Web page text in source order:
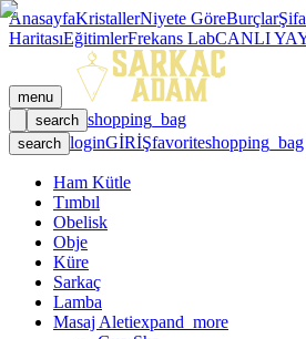
AnasayfaKristallerNiyete GöreBurçlar
HaritasıEğitimlerFrekans LabCANLI
menu
search shopping_bag
search loginGİRİŞfavoriteshopping_bag
Ham Kütle
Tımbıl
Obelisk
Obje
Küre
Sarkaç
Lamba
Masaj Aletiexpand_more